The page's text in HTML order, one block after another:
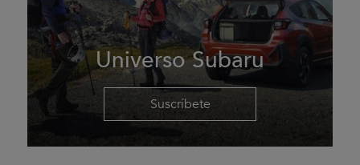
Universo Subaru
Suscríbete